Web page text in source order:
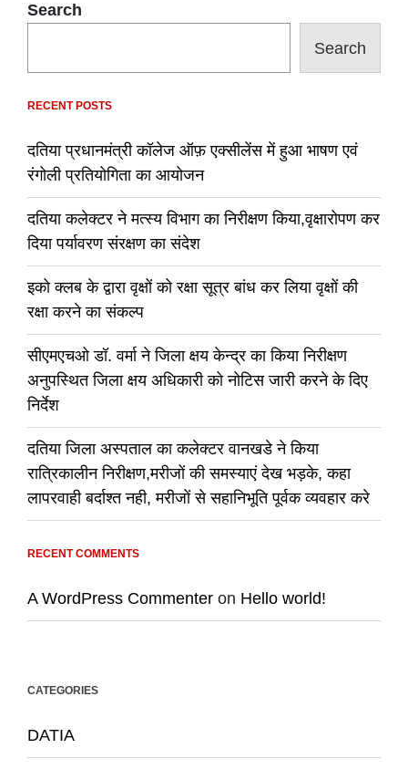
होगा
का
Search
Search
RECENT POSTS
दतिया प्रधानमंत्री कॉलेज ऑफ़ एक्सीलेंस में हुआ भाषण एवं
रंगोली प्रतियोगिता का आयोजन
दतिया कलेक्टर ने मत्स्य विभाग का निरीक्षण किया,वृक्षारोपण कर
दिया पर्यावरण संरक्षण का संदेश
इको क्लब के द्वारा वृक्षों को रक्षा सूत्र बांध कर लिया वृक्षों की
रक्षा करने का संकल्प
सीएमएचओ डॉ. वर्मा ने जिला क्षय केन्द्र का किया निरीक्षण
अनुपस्थित जिला क्षय अधिकारी को नोटिस जारी करने के दिए
निर्देश
दतिया जिला अस्पताल का कलेक्टर वानखडे ने किया
रात्रिकालीन निरीक्षण,मरीजों की समस्याएं देख भड़के, कहा
लापरवाही बर्दाश्त नही, मरीजों से सहानिभूति पूर्वक व्यवहार करे
RECENT COMMENTS
A WordPress Commenter on Hello world!
CATEGORIES
DATIA